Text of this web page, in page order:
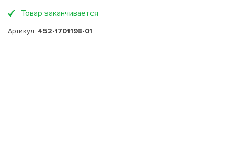
Товар заканчивается
Артикул: 452-1701198-01